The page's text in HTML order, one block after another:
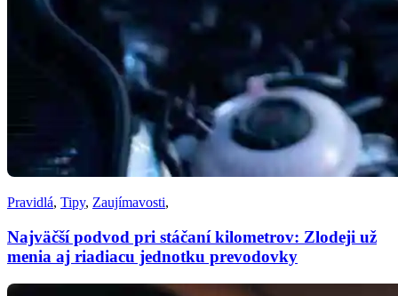
Pravidlá, Tipy, Zaujímavosti,
Najväčší podvod pri stáčaní kilometrov: Zlodeji už
menia aj riadiacu jednotku prevodovky